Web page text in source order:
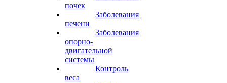
почек
Заболевания
печени
Заболевания
опорно-
двигательной
системы
Контроль
веса